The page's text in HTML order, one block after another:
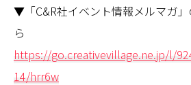
▼「C&R社イベント情報メルマガ
ら
https://go.creativevillage.ne.jp/l/
14/hrr6w